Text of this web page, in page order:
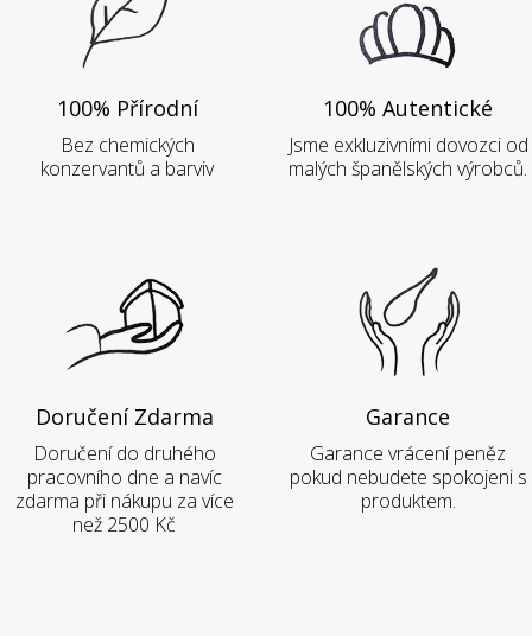
100% Přírodní
Bez chemických
konzervantů a barviv
100% Autentické
Jsme exkluzivními dovozci od
malých španělských výrobců.
Doručení Zdarma
Doručení do druhého
pracovního dne a navíc
zdarma při nákupu za více
než 2500 Kč
Garance
Garance vrácení peněz
pokud nebudete spokojeni s
produktem.